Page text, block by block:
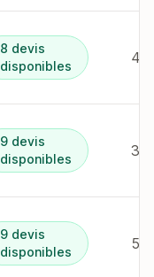
8 devis
disponibles
49
9 devis
disponibles
37
9 devis
disponibles
50